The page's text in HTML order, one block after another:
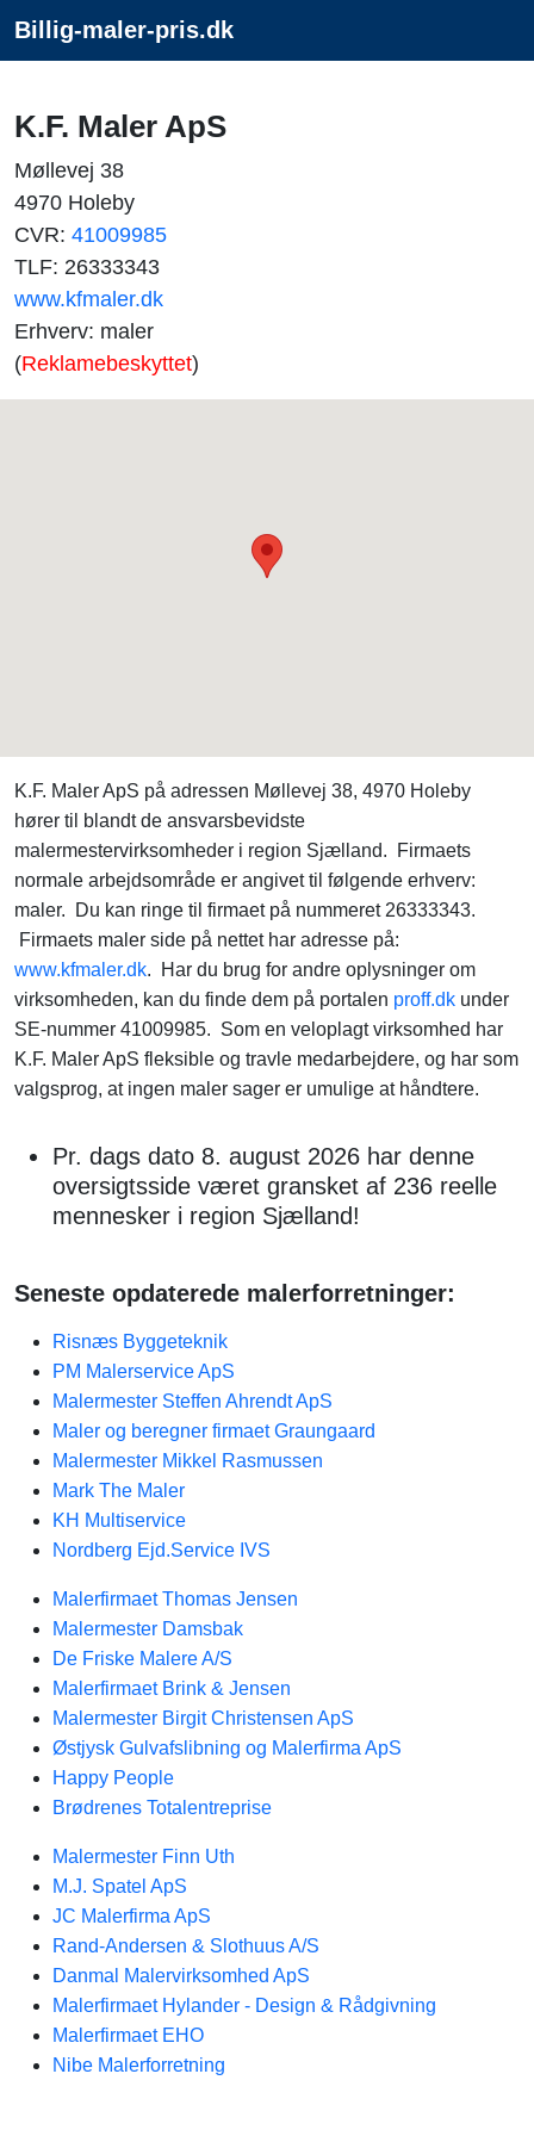
Billig-maler-pris.dk
K.F. Maler ApS
Møllevej 38
4970 Holeby
CVR: 41009985
TLF: 26333343
www.kfmaler.dk
Erhverv: maler
(Reklamebeskyttet)
K.F. Maler ApS på adressen Møllevej 38, 4970 Holeby
hører til blandt de ansvarsbevidste
malermestervirksomheder i region Sjælland. Firmaets
normale arbejdsområde er angivet til følgende erhverv:
maler. Du kan ringe til firmaet på nummeret 26333343.
Firmaets maler side på nettet har adresse på:
www.kfmaler.dk. Har du brug for andre oplysninger om
virksomheden, kan du finde dem på portalen proff.dk under
SE-nummer 41009985. Som en veloplagt virksomhed har
K.F. Maler ApS fleksible og travle medarbejdere, og har som
valgsprog, at ingen maler sager er umulige at håndtere.
Pr. dags dato 8. august 2026 har denne
oversigtsside været gransket af 236 reelle
mennesker i region Sjælland!
Seneste opdaterede malerforretninger:
Risnæs Byggeteknik
PM Malerservice ApS
Malermester Steffen Ahrendt ApS
Maler og beregner firmaet Graungaard
Malermester Mikkel Rasmussen
Mark The Maler
KH Multiservice
Nordberg Ejd.Service IVS
Malerfirmaet Thomas Jensen
Malermester Damsbak
De Friske Malere A/S
Malerfirmaet Brink & Jensen
Malermester Birgit Christensen ApS
Østjysk Gulvafslibning og Malerfirma ApS
Happy People
Brødrenes Totalentreprise
Malermester Finn Uth
M.J. Spatel ApS
JC Malerfirma ApS
Rand-Andersen & Slothuus A/S
Danmal Malervirksomhed ApS
Malerfirmaet Hylander - Design & Rådgivning
Malerfirmaet EHO
Nibe Malerforretning